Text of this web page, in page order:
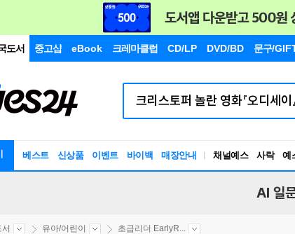
도서 중고샵 eBook 크레마클럽 CD/LP DVD/BD 문구/
베스트 신상품 이벤트 바이백 매장안내 채널예스 사락 예
AI 일
유아/어린이 초급리더 EarlyR...